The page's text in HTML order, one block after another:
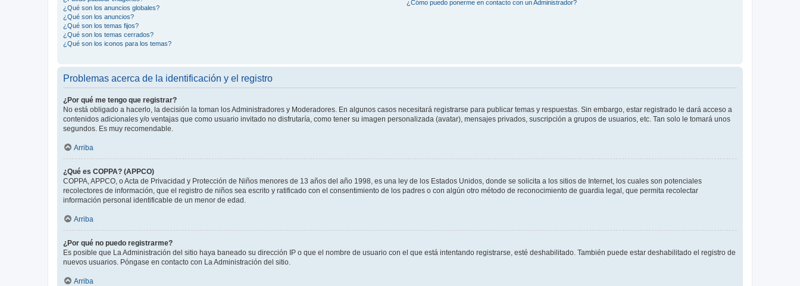
¿Qué son los anuncios globales?
¿Qué son los anuncios?
¿Qué son los temas fijos?
¿Qué son los temas cerrados?
¿Qué son los iconos para los temas?
¿Cómo puedo ponerme en contacto con un Administrador?
Problemas acerca de la identificación y el registro
¿Por qué me tengo que registrar?
No está obligado a hacerlo, la decisión la toman los Administradores y Moderadores. En algunos casos necesitará registrarse para publicar temas y respuestas. Sin embargo, estar registrado le dará acceso a
contenidos adicionales y/o ventajas que como usuario invitado no disfrutaría, como tener su imagen personalizada (avatar), mensajes privados, suscripción a grupos de usuarios, etc. Tan solo le tomará unos
segundos. Es muy recomendable.
Arriba
¿Qué es COPPA? (APPCO)
COPPA, APPCO, o Acta de Privacidad y Protección de Niños menores de 13 años del año 1998, es una ley de los Estados Unidos, donde se solicita a los sitios de Internet, los cuales son potenciales
recolectores de información, que el registro de niños sea escrito y ratificado con el consentimiento de los padres o con algún otro método de reconocimiento de guardia legal, que permita recolectar
información personal identificable de un menor de edad.
Arriba
¿Por qué no puedo registrarme?
Es posible que La Administración del sitio haya baneado su dirección IP o que el nombre de usuario con el que está intentando registrarse, esté deshabilitado. También puede estar deshabilitado el registro de
nuevos usuarios. Póngase en contacto con La Administración del sitio.
Arriba